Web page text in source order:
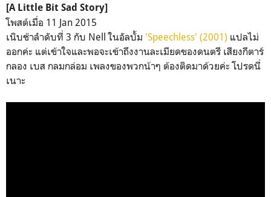
[A Little Bit Sad Story]
โพสต์เมื่อ 11 Jan 2015
เนิบช้าลำดับที่ 3 กับ Nell ในอัลบั้ม 'Speechless' (2001) แปลไม่
ออกค่ะ แต่เข้าใจและพอจะเข้าถึงงานละเมียดของดนตรี เสียงกีตาร์
กลอง เบส กลมกล่อม เพลงของพวกน้าๆ ต้องติดมาด้วยค่ะ โปรดนี่
เนาะ